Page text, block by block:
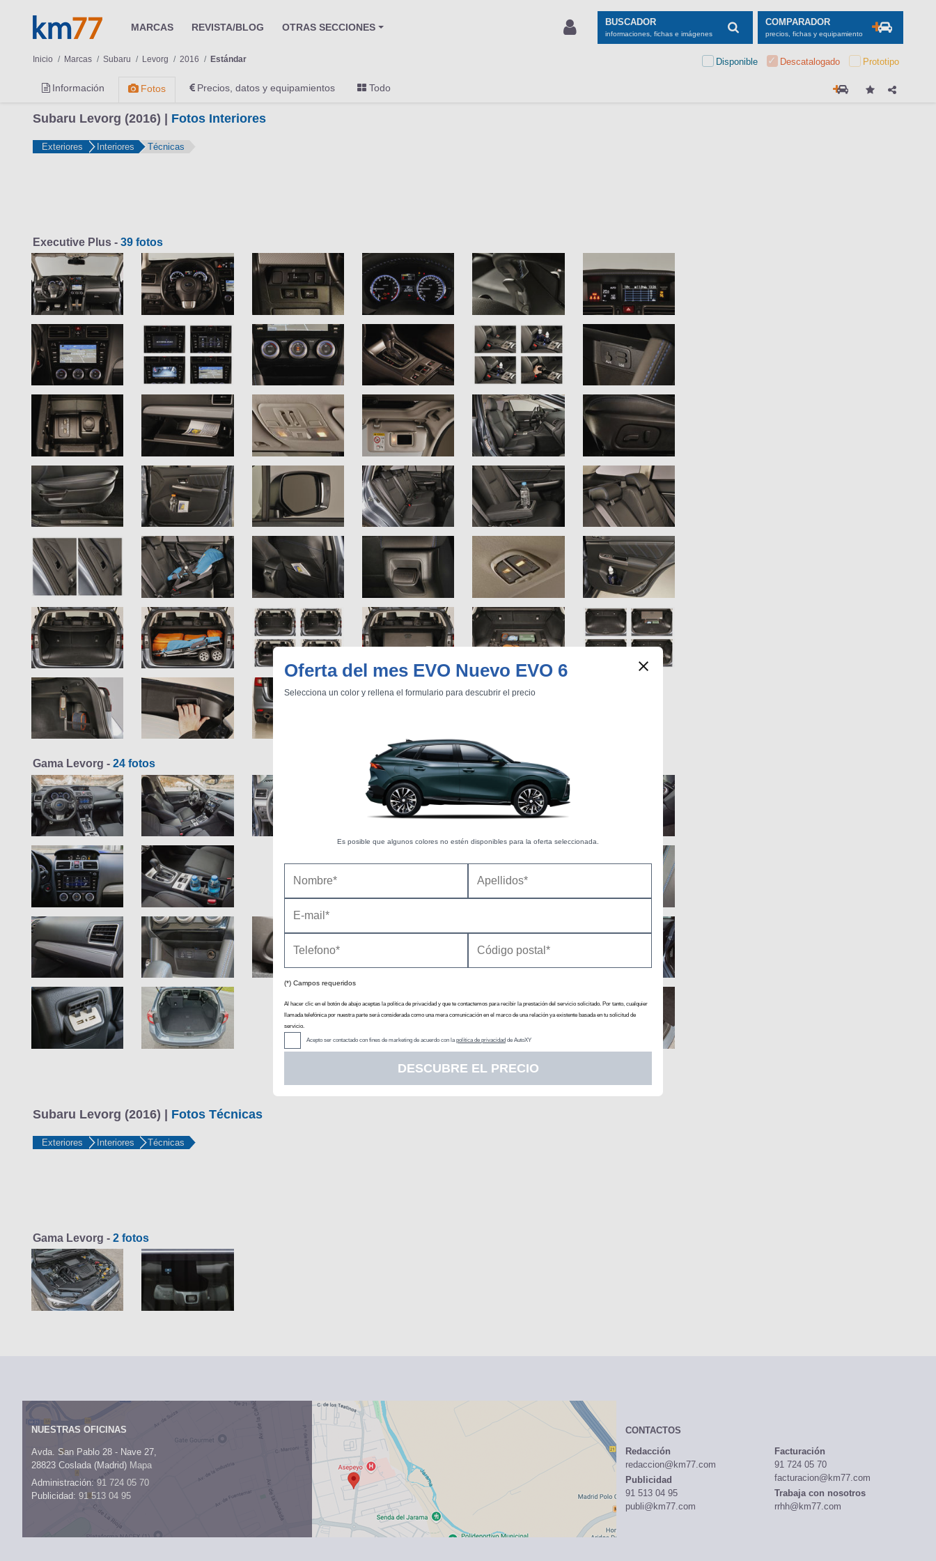
MARCAS REVISTA/BLOG OTRAS SECCIONES BUSCADOR
informaciones, fichas e imágenes
COMPARADOR
precios, fichas y equipamiento
Inicio Marcas Subaru Levorg 2016 Estándar Disponible Descatalogado Prototipo
Información Fotos Precios, datos y equipamientos Todo
Subaru Levorg (2016) | Fotos Interiores
Exteriores Interiores Técnicas
Executive Plus - 39 fotos
Gama Levorg - 24 fotos
Subaru Levorg (2016) | Fotos Técnicas
Exteriores Interiores Técnicas
Gama Levorg - 2 fotos
NUESTRAS OFICINAS
Avda. San Pablo 28 - Nave 27,
28823 Coslada (Madrid) Mapa
Administración:91 724 05 70
Publicidad: 91 513 04 95
CONTACTOS
Redacción
redaccion@km77.com
Publicidad
91 513 04 95
publi@km77.com
Facturación
91 724 05 70
facturacion@km77.com
Trabaja con nosotros
rrhh@km77.com
Oferta del mes EVO Nuevo EVO 6
Selecciona un color y rellena el formulario para descubrir el precio
Es posible que algunos colores no estén disponibles para la oferta seleccionada.
(*) Campos requeridos
Al hacer clic en el botón de abajo aceptas la política de privacidad y que te contactemos para recibir la prestación del servicio solicitado. Por tanto, cualquier
llamada telefónica por nuestra parte será considerada como una mera comunicación en el marco de una relación ya existente basada en tu solicitud de
servicio.
Acepto ser contactado con fines de marketing de acuerdo con la política de privacidad de AutoXY
DESCUBRE EL PRECIO